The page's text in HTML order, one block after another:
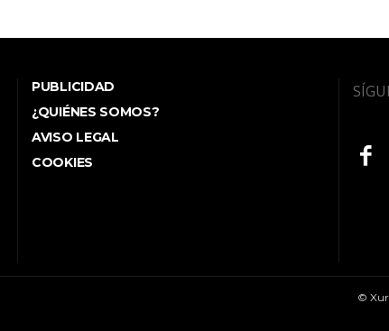
PUBLICIDAD
¿QUIÉNES SOMOS?
AVISO LEGAL
COOKIES
©